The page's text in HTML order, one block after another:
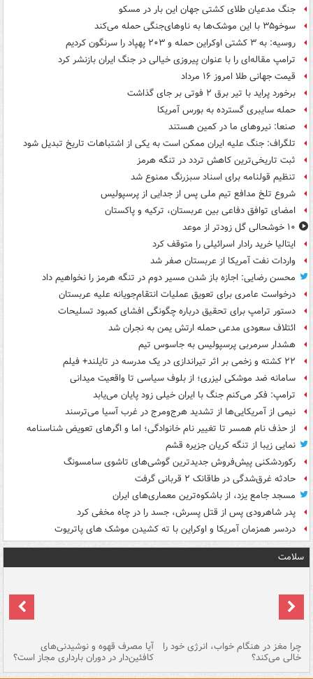
جنگ مدعیان طلای کشتی جهان این بار در مسکو
سوخو۳۵ با این موشک‌ها به ناوهای‌جنگی حمله می‌کند
روسیه: به ۳ کشتی اوکراین حمله و ۲۰۳ پهپاد را سرنگون کردیم
ترامپ مقاله‌ای را با عنوان پیروزی خیالی در جنگ ایران بازنشر کرد
قیمت جهانی طلا امروز ۱۶ مرداد
برخورد پراید با تیر برق ۲ فوتی بر جای گذاشت
حمله سایبری گسترده به بورس آمریکا
صنعا: نیروهای ما در کمین‌ هستند
تلگراف: جنگ علیه ایران ممکن است به یکی از اشتباهات تاریخ تبدیل شود
ثبت تاریخی‌ترین کاهش تردد در تنگه هرمز
تنظیم قولنامه برای اسناد سبزرنگ ممنوع شد
شروع تلخ مدافع تیم ملی پس از جدایی از پرسپولیس
امضای توافق دفاعی بین عربستان، ترکیه و پاکستان
۱۰ خوشحالی گل زودتر از موعد
ایتالیا خرید رادار اسرائیلی را متوقف کرد
واردات نفت آمریکا از عربستان صفر شد
محسن رضایی: اجازه باز شدن مسیر دوم در تنگه هرمز را نخواهیم داد
درخواست عامری برای تعویق عملیات انتقام‌جویانه علیه عربستان
دستور ترامپ برای تحقیق درباره چگونگی افشای کمبود تسلیحات
ائتلاف سعودی مدعی حمله ارتش یمن به نجران شد
هشدار سرمربی پرسپولیس به جاسوس تیم
۲۲ کشته و زخمی بر اثر تیراندازی در یک مدرسه در تایلند+ فیلم
سامانه ضد موشکی لیزری؛ از بلوف سیاسی تا واقعیت میدانی
ترامپ: فکر می‌کنم جنگ با ایران خیلی زود پایان می‌یابد
نیمی از آمریکایی‌ها از تشدید هرج‌ومرج در غرب آسیا می‌ترسند
از حذف نام همسر تا تغییر نام خانوادگی؛ اما و اگرهای تعویض شناسنامه
نمایی زیبا از تنگه کریان جزیره قشم
رکوردشکنی پیش‌فروش جدیدترین گوشی‌های تاشوی سامسونگ
حادثه غرق‌شدگی در طاقانک ۲ قربانی گرفت
مسجد جامع یزد، از باشکوه‌ترین معماری‌های ایران
پدر شاهرودی پس از قتل پسرش، جسد را در چاه مخفی کرد
دردسر همزمان آمریکا و اوکراین با ته کشیدن موشک های پاتریوت
سلامت
چرا مغز در هنگام خواب، انرژی خود را
خالی می‌کند؟
آیا مصرف قهوه و نوشیدنی‌های
کافئین‌دار در دوران بارداری مجاز است؟